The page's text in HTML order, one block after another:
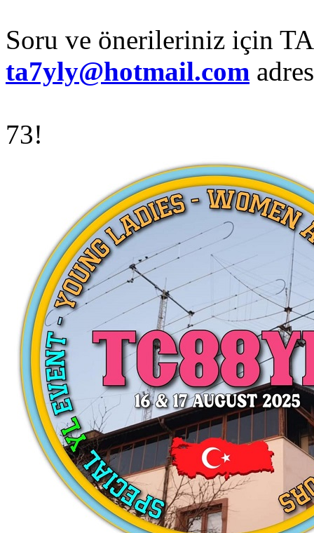
Soru ve önerileriniz için
ta7yly@hotmail.com
73!